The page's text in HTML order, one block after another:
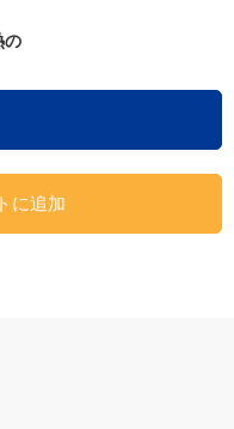
ングなど
ェック！
の
に追加